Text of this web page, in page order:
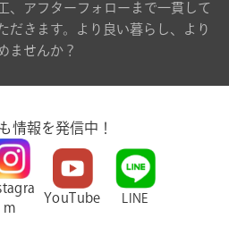
、アフターフォローまで一貫して
だきます。より良い暮らし、より
ませんか？
情報を発信中！
m
YouTube LINE